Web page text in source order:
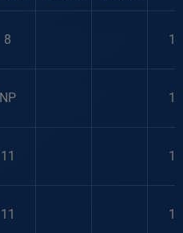
8 16
NP 13
11 11
11 11